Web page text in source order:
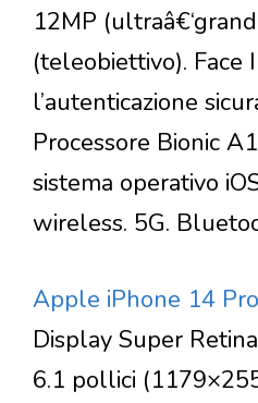
12MP
(teleobiettivo). Face
l’autenticazione
Processore Bionic
sistema operativo
wireless. 5G.
Apple iPhone 14 Pro
Display Super
6.1 pollici